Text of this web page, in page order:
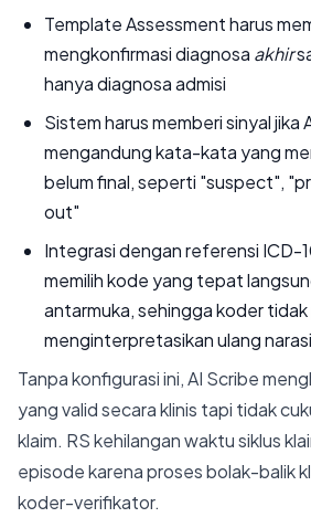
Template Assessment harus
mengkonfirmasi diagnosa akhir
hanya diagnosa admisi
Sistem harus memberi sinyal jika
mengandung kata-kata yang
belum final, seperti "suspect",
out"
Integrasi dengan referensi ICD-
memilih kode yang tepat
antarmuka, sehingga koder tidak
menginterpretasikan ulang
Tanpa konfigurasi ini, AI Scribe
yang valid secara klinis tapi tidak
klaim. RS kehilangan waktu siklus
episode karena proses bolak-balik
koder-verifikator.